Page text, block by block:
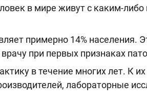
в мире живут с каким-
примерно 14% населения.
при первых признаках
в течение многих лет. К
лабораторные